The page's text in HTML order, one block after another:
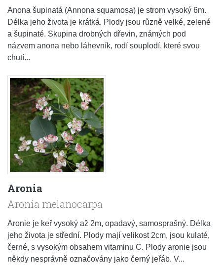
Anona šupinatá (Annona squamosa) je strom vysoký 6m.
Délka jeho života je krátká. Plody jsou různě velké, zelené
a šupinaté. Skupina drobných dřevin, známých pod
názvem anona nebo láhevník, rodí souplodí, které svou
chutí...
Aronia
Aronia melanocarpa
Aronie je keř vysoký až 2m, opadavý, samosprašný. Délka
jeho života je střední. Plody mají velikost 2cm, jsou kulaté,
černé, s vysokým obsahem vitaminu C. Plody aronie jsou
někdy nesprávně označovány jako černý jeřáb. V...